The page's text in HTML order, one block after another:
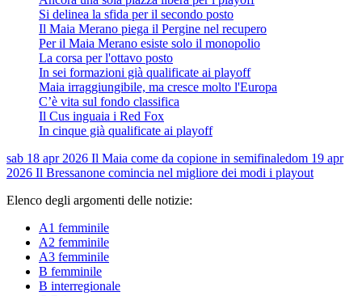
Si delinea la sfida per il secondo posto
Il Maia Merano piega il Pergine nel recupero
Per il Maia Merano esiste solo il monopolio
La corsa per l'ottavo posto
In sei formazioni già qualificate ai playoff
Maia irraggiungibile, ma cresce molto l'Europa
C’è vita sul fondo classifica
Il Cus inguaia i Red Fox
In cinque già qualificate ai playoff
sab 18 apr 2026 Il Maia come da copione in semifinaledom 19 apr
2026 Il Bressanone comincia nel migliore dei modi i playout
Elenco degli argomenti delle notizie:
A1 femminile
A2 femminile
A3 femminile
B femminile
B interregionale